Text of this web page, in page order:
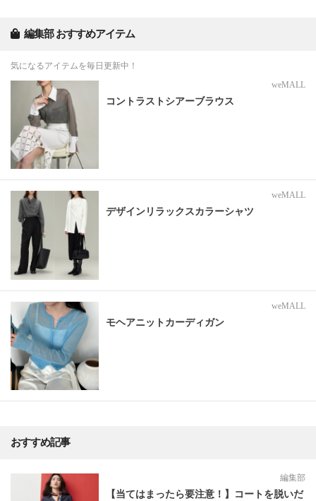
編集部 おすすめアイテム
気になるアイテムを毎日更新中！
weMALL
コントラストシアーブラウス
weMALL
デザインリラックスカラーシャツ
weMALL
モヘアニットカーディガン
おすすめ記事
編集部
【当てはまったら要注意！】コートを脱いだ